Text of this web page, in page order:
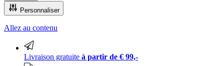
Personnaliser
Livraison 100% sans casse
Allez au contenu
Livraison gratuite à partir de € 99,-